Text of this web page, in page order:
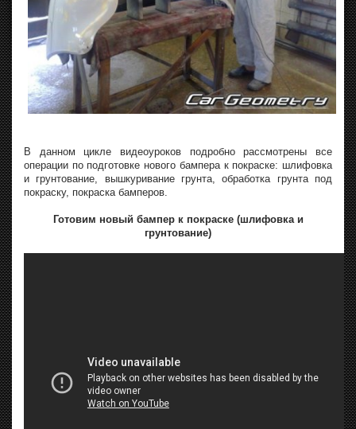
В данном цикле видеоуроков подробно рассмотрены все
операции по подготовке нового бампера к покраске: шлифовка
и грунтование, вышкуривание грунта, обработка грунта под
покраску, покраска бамперов.
Готовим новый бампер к покраске (шлифовка и
грунтование)